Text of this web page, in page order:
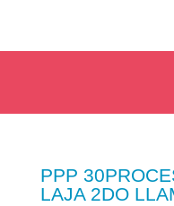
PPP
LAJA 2DO